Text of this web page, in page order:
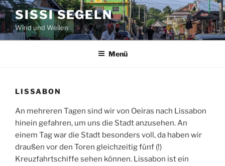
Zum
Inhalt
springen
SISSI SEGELN
Wind und Wellen
Menü
LISSABON
An mehreren Tagen sind wir von Oeiras nach Lissabon
hinein gefahren, um uns die Stadt anzusehen. An
einem Tag war die Stadt besonders voll, da haben wir
draußen vor den Toren gleichzeitig fünf (!)
Kreuzfahrtschiffe sehen können. Lissabon ist ein